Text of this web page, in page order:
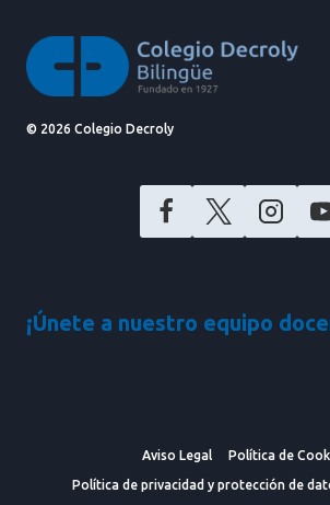
© 2026 Colegio Decroly
¡Únete a nuestro equipo
Aviso Legal Política de
Política de privacidad y protección de